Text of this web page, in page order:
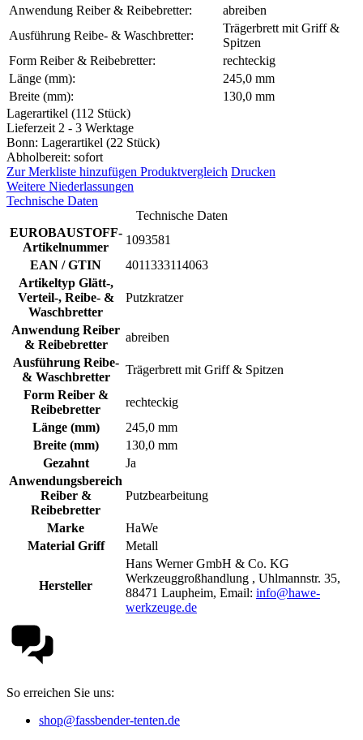
Anwendung Reiber & Reibebretter:
abreiben
Ausführung Reibe- & Waschbretter:
Trägerbrett mit Griff &
Spitzen
Form Reiber & Reibebretter:
rechteckig
Länge (mm):
245,0 mm
Breite (mm):
130,0 mm
Lagerartikel (112 Stück)
Lieferzeit 2 - 3 Werktage
Bonn: Lagerartikel (22 Stück)
Abholbereit: sofort
Zur Merkliste hinzufügen Produktvergleich Drucken
Weitere Niederlassungen
Technische Daten
Technische Daten
EUROBAUSTOFF-
Artikelnummer
1093581
EAN / GTIN
4011333114063
Artikeltyp Glätt-,
Verteil-, Reibe- &
Waschbretter
Putzkratzer
Anwendung Reiber
& Reibebretter
abreiben
Ausführung Reibe-
& Waschbretter
Trägerbrett mit Griff & Spitzen
Form Reiber &
Reibebretter
rechteckig
Länge (mm)
245,0 mm
Breite (mm)
130,0 mm
Gezahnt
Ja
Anwendungsbereich
Reiber &
Reibebretter
Putzbearbeitung
Marke
HaWe
Material Griff
Metall
Hersteller
Hans Werner GmbH & Co. KG
Werkzeuggroßhandlung , Uhlmannstr. 35,
88471 Laupheim, Email: info@hawe-
werkzeuge.de
So erreichen Sie uns:
shop@fassbender-tenten.de